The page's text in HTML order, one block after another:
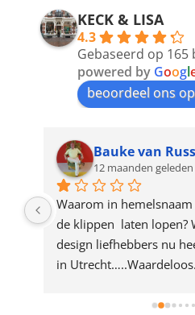
address
product
KECK & LISA
4.3
Gebaseerd op
powered by Googl
beoordeel ons op
Bauke van
12 maanden geleden
Waarom in
de klippen  laten lopen?
design liefhebbers nu
in